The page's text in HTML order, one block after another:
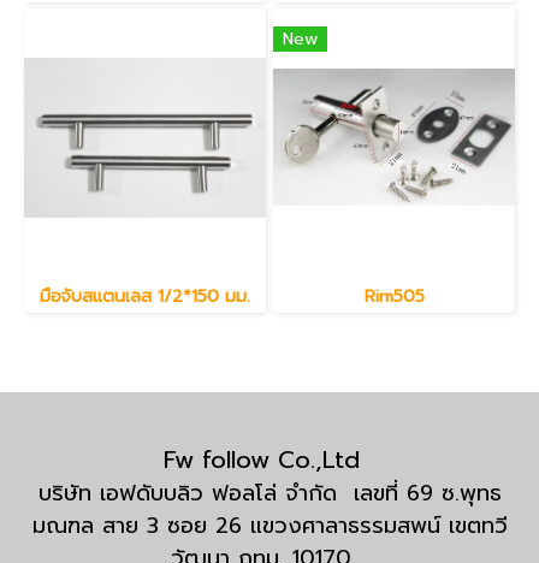
มือจับสแตนเลส 1/2*150 มม.
New
Rim505
Fw follow Co.,Ltd
บริษัท เอฟดับบลิว ฟอลโล่ จำกัด เลขที่ 69 ซ.พุทธ
มณฑล สาย 3 ซอย 26 แขวงศาลาธรรมสพน์ เขตทวี